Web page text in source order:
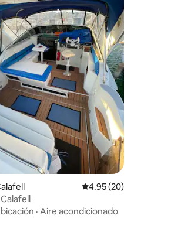
de 5, 49 reseñas
Calificación
4.95 (20)
· Aire acondicionado